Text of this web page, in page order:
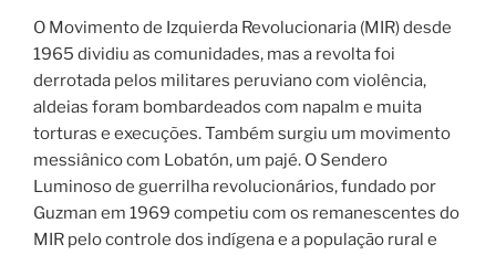
O Movimento de Izquierda Revolucionaria (MIR) desde
1965 dividiu as comunidades, mas a revolta foi
derrotada pelos militares peruviano com violência,
aldeias foram bombardeados com napalm e muita
torturas e execuções. Também surgiu um movimento
messiânico com Lobatón, um pajé. O Sendero
Luminoso de guerrilha revolucionários, fundado por
Guzman em 1969 competiu com os remanescentes do
MIR pelo controle dos indígena e a população rural e